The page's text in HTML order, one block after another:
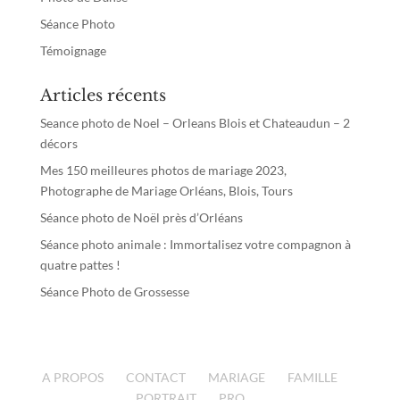
Séance Photo
Témoignage
Articles récents
Seance photo de Noel – Orleans Blois et Chateaudun – 2
décors
Mes 150 meilleures photos de mariage 2023,
Photographe de Mariage Orléans, Blois, Tours
Séance photo de Noël près d’Orléans
Séance photo animale : Immortalisez votre compagnon à
quatre pattes !
Séance Photo de Grossesse
A PROPOS CONTACT MARIAGE
FAMILLE